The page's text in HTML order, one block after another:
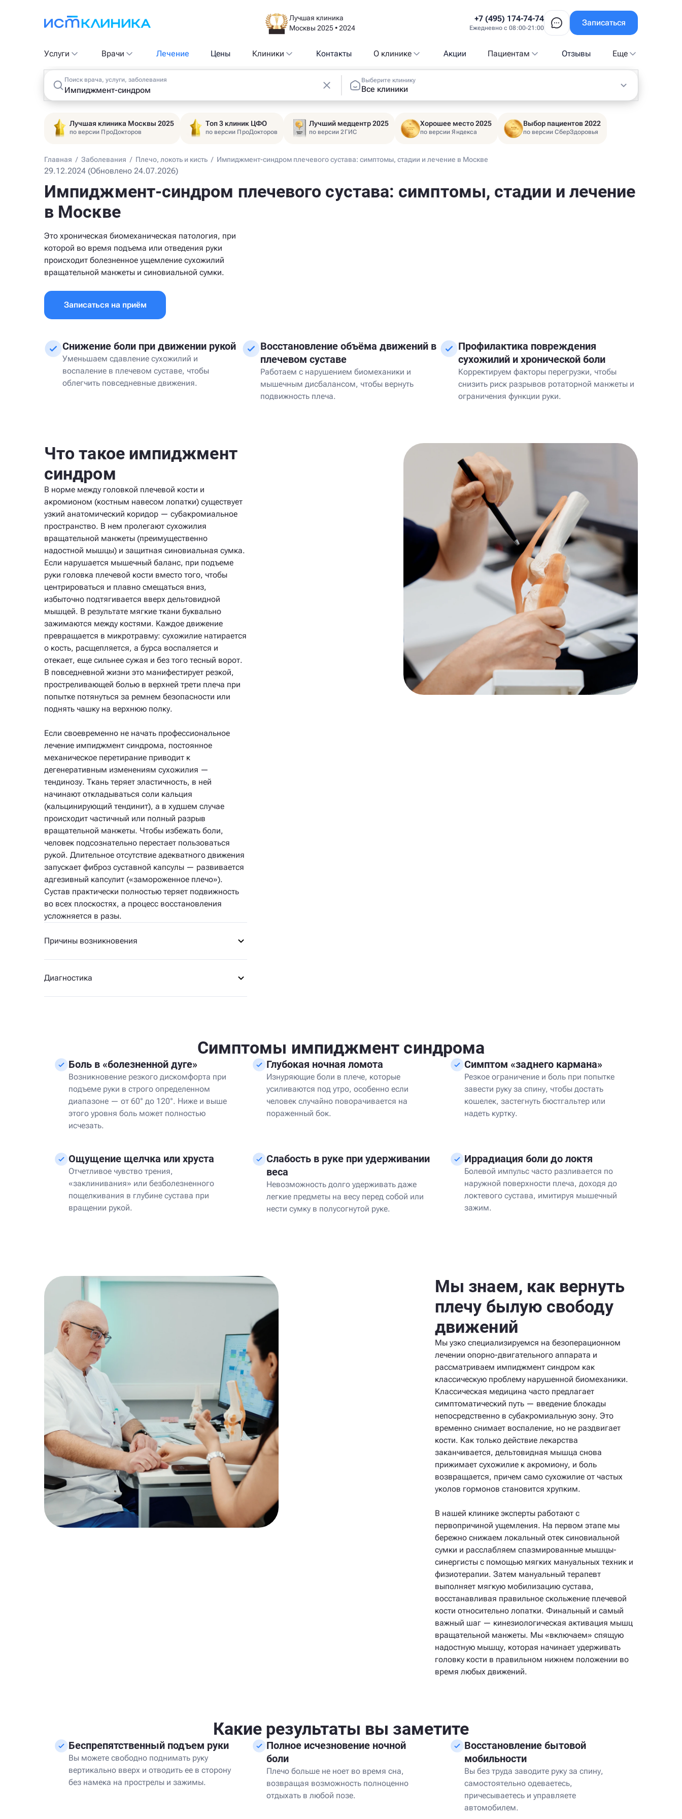
Лучшая клиника
Москвы 2025 • 2024
+7 (495) 174-74-74
Ежедневно с 08:00-21:00
Записаться
Услуги Врачи Лечение Цены Клиники Контакты О клинике Акции Пациентам Отзывы Еще
Поиск врача, услуги, заболевания Выберите клинику
Все клиники
Лучшая клиника Москвы 2025
по версии ПроДокторов
Топ 3 клиник ЦФО
по версии ПроДокторов
Лучший медцентр 2025
по версии 2ГИС
Хорошее место 2025
по версии Яндекса
Выбор пациентов 2022
по версии СберЗдоровья
Главная / Заболевания / Плечо, локоть и кисть / Импиджмент-синдром плечевого сустава: симптомы, стадии и лечение в Москве
29.12.2024 (Обновлено 24.07.2026)
Импиджмент-синдром плечевого сустава: симптомы, стадии и лечение
в Москве
Это хроническая биомеханическая патология, при
которой во время подъема или отведения руки
происходит болезненное ущемление сухожилий
вращательной манжеты и синовиальной сумки.
Записаться на приём
Снижение боли при движении рукой
Уменьшаем сдавление сухожилий и
воспаление в плечевом суставе, чтобы
облегчить повседневные движения.
Восстановление объёма движений в
плечевом суставе
Работаем с нарушением биомеханики и
мышечным дисбалансом, чтобы вернуть
подвижность плеча.
Профилактика повреждения
сухожилий и хронической боли
Корректируем факторы перегрузки, чтобы
снизить риск разрывов ротаторной манжеты и
ограничения функции руки.
Что такое импиджмент
синдром
В норме между головкой плечевой кости и
акромионом (костным навесом лопатки) существует
узкий анатомический коридор — субакромиальное
пространство. В нем пролегают сухожилия
вращательной манжеты (преимущественно
надостной мышцы) и защитная синовиальная сумка.
Если нарушается мышечный баланс, при подъеме
руки головка плечевой кости вместо того, чтобы
центрироваться и плавно смещаться вниз,
избыточно подтягивается вверх дельтовидной
мышцей. В результате мягкие ткани буквально
зажимаются между костями. Каждое движение
превращается в микротравму: сухожилие натирается
о кость, расщепляется, а бурса воспаляется и
отекает, еще сильнее сужая и без того тесный ворот.
В повседневной жизни это манифестирует резкой,
простреливающей болью в верхней трети плеча при
попытке потянуться за ремнем безопасности или
поднять чашку на верхнюю полку.
Если своевременно не начать профессиональное
лечение импиджмент синдрома, постоянное
механическое перетирание приводит к
дегенеративным изменениям сухожилия —
тендинозу. Ткань теряет эластичность, в ней
начинают откладываться соли кальция
(кальцинирующий тендинит), а в худшем случае
происходит частичный или полный разрыв
вращательной манжеты. Чтобы избежать боли,
человек подсознательно перестает пользоваться
рукой. Длительное отсутствие адекватного движения
запускает фиброз суставной капсулы — развивается
адгезивный капсулит («замороженное плечо»).
Сустав практически полностью теряет подвижность
во всех плоскостях, а процесс восстановления
усложняется в разы.
Причины возникновения
Диагностика
Симптомы импиджмент синдрома
Боль в «болезненной дуге»
Возникновение резкого дискомфорта при
подъеме руки в строго определенном
диапазоне — от 60° до 120°. Ниже и выше
этого уровня боль может полностью
исчезать.
Глубокая ночная ломота
Изнуряющие боли в плече, которые
усиливаются под утро, особенно если
человек случайно поворачивается на
пораженный бок.
Симптом «заднего кармана»
Резкое ограничение и боль при попытке
завести руку за спину, чтобы достать
кошелек, застегнуть бюстгальтер или
надеть куртку.
Ощущение щелчка или хруста
Отчетливое чувство трения,
«заклинивания» или безболезненного
пощелкивания в глубине сустава при
вращении рукой.
Слабость в руке при удерживании
веса
Невозможность долго удерживать даже
легкие предметы на весу перед собой или
нести сумку в полусогнутой руке.
Иррадиация боли до локтя
Болевой импульс часто разливается по
наружной поверхности плеча, доходя до
локтевого сустава, имитируя мышечный
зажим.
Мы знаем, как вернуть
плечу былую свободу
движений
Мы узко специализируемся на безоперационном
лечении опорно-двигательного аппарата и
рассматриваем импиджмент синдром как
классическую проблему нарушенной биомеханики.
Классическая медицина часто предлагает
симптоматический путь — введение блокады
непосредственно в субакромиальную зону. Это
временно снимает воспаление, но не раздвигает
кости. Как только действие лекарства
заканчивается, дельтовидная мышца снова
прижимает сухожилие к акромиону, и боль
возвращается, причем само сухожилие от частых
уколов гормонов становится хрупким.
В нашей клинике эксперты работают с
первопричиной ущемления. На первом этапе мы
бережно снижаем локальный отек синовиальной
сумки и расслабляем спазмированные мышцы-
синергисты с помощью мягких мануальных техник и
физиотерапии. Затем мануальный терапевт
выполняет мягкую мобилизацию сустава,
восстанавливая правильное скольжение плечевой
кости относительно лопатки. Финальный и самый
важный шаг — кинезиологическая активация мышц
вращательной манжеты. Мы «включаем» спящую
надостную мышцу, которая начинает удерживать
головку кости в правильном нижнем положении во
время любых движений.
Какие результаты вы заметите
Беспрепятственный подъем руки
Вы можете свободно поднимать руку
вертикально вверх и отводить ее в сторону
без намека на прострелы и зажимы.
Полное исчезновение ночной
боли
Плечо больше не ноет во время сна,
возвращая возможность полноценно
отдыхать в любой позе.
Восстановление бытовой
мобильности
Вы без труда заводите руку за спину,
самостоятельно одеваетесь,
причесываетесь и управляете
автомобилем.